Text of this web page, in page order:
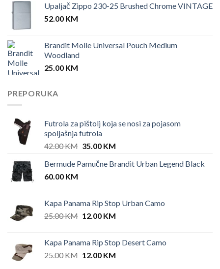
Upaljač Zippo 230-25 Brushed Chrome VINTAGE
52.00 KM
Brandit Molle Universal Pouch Medium
Woodland
25.00 KM
PREPORUKA
Futrola za pištolj koja se nosi za pojasom
spoljašnja futrola
42.00KM Original
was:
35.00 KMCurrent
is:
Bermude Pamučne Brandit Urban Legend Black
60.00 KM
Kapa Panama Rip Stop Urban Camo
25.00KM Original
25.00 KM.
12.00 KMCurrent
12.00 KM.
Kapa Panama Rip Stop Desert Camo
25.00KM Original
12.00 KMCurrent